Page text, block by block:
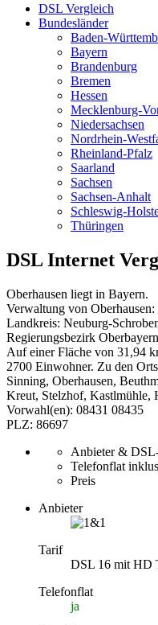
DSL Vergleich
Bundesländer
Baden-
Bayern
Brandenburg
Bremen
Hessen
Mecklenburg-
Niedersachsen
Nordrhein-
Rheinland-Pfalz
Saarland
Sachsen
Sachsen-Anhalt
Schleswig-
Thüringen
DSL Internet
Oberhausen liegt in Bayern.
Verwaltung von
Landkreis: Neuburg-
Regierungsbezirk Oberbayern
Auf einer Fläche von 31,94
2700 Einwohner. Zu den
Sinning, Oberhausen,
Kreut, Stelzhof, Kastlmühle,
Vorwahl(en): 08431 08435
PLZ: 86697
Anbieter &
Telefonflat
Preis
Anbieter
Tarif
DSL 16 mit HD
Telefonflat
ja